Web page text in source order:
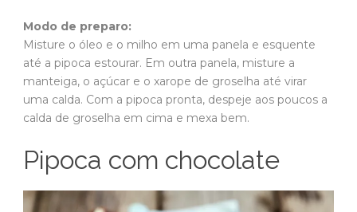
Modo de preparo:
Misture o óleo e o milho em uma panela e esquente
até a pipoca estourar. Em outra panela, misture a
manteiga, o açúcar e o xarope de groselha até virar
uma calda. Com a pipoca pronta, despeje aos poucos a
calda de groselha em cima e mexa bem.
Pipoca com chocolate